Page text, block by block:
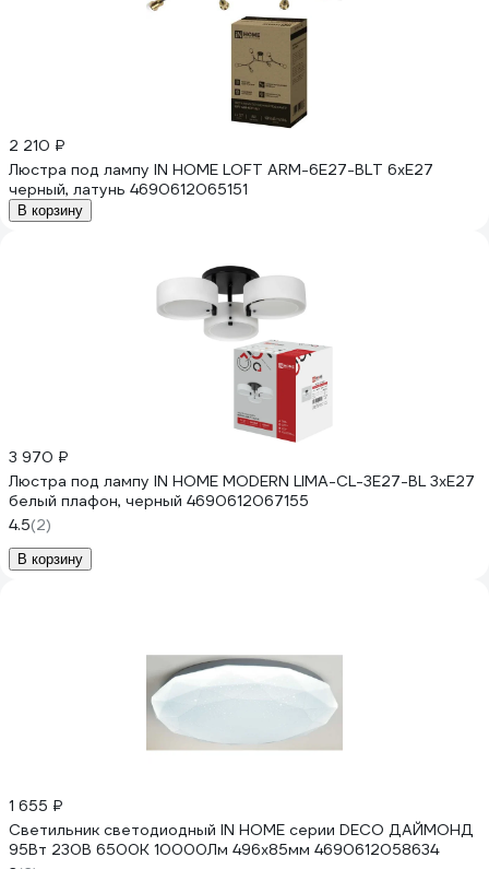
2 210 ₽
Люстра под лампу IN HOME LOFT ARM-6E27-BLT 6хЕ27
черный, латунь 4690612065151
В корзину
3 970 ₽
Люстра под лампу IN HOME MODERN LIMA-CL-3E27-BL 3хЕ27
белый плафон, черный 4690612067155
4.5(2)
В корзину
1 655 ₽
Светильник светодиодный IN HOME серии DECO ДАЙМОНД
95Вт 230В 6500К 10000Лм 496x85мм 4690612058634